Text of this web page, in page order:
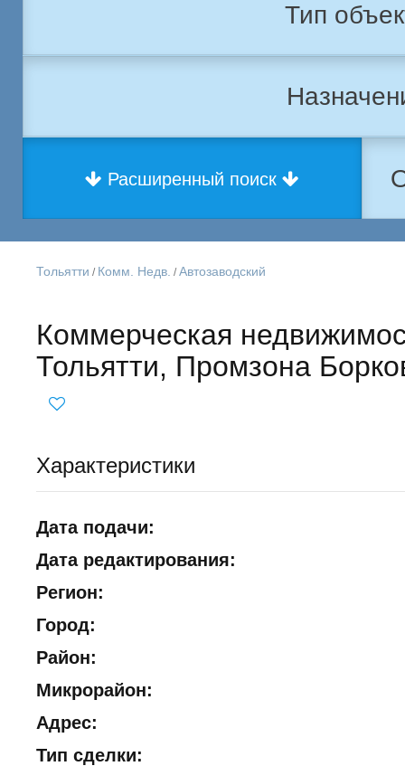
Тип
Расширенный поиск
Тольятти / Комм. Недв. /Автозаводский
Коммерческая
Тольятти, Промзона
Характеристики
Дата подачи:
Дата редактирования:
Регион:
Город:
Район:
Микрорайон:
Адрес:
Тип сделки: